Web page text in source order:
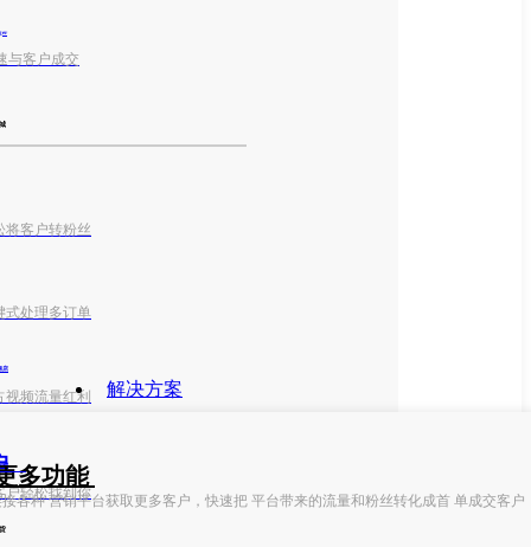
与客户成交
将客户转粉丝
式处理多订单
店
视频流量红利
物
户轻松找到你
多功能
解决方案
接各种 营销平台获取更多客户，快速把 平台带来的流量和粉丝转化成首 单成交客户